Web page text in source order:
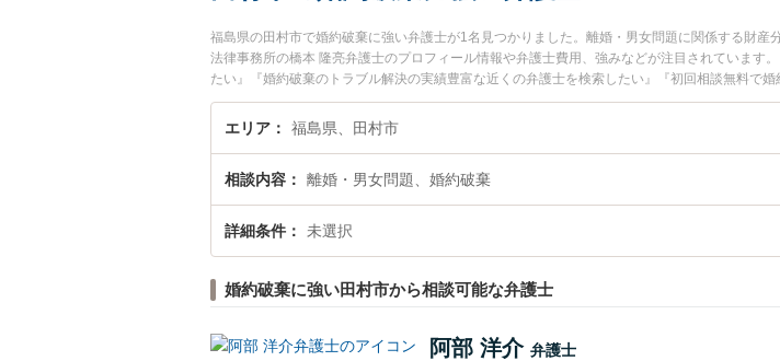
福島県の田村市で婚約破棄に強い弁護士が1名見つかりました。離婚・男女問題に関係する財
法律事務所の橋本 隆亮弁護士のプロフィール情報や弁護士費用、強みなどが注目されています
たい』『婚約破棄のトラブル解決の実績豊富な近くの弁護士を検索したい』『初回相談無料で
者さんにおすすめです。
エリア 福島県、田村市
相談内容 離婚・男女問題、婚約破棄
詳細条件 未選択
婚約破棄に強い田村市から相談可能な弁護士
阿部 洋介 弁護士